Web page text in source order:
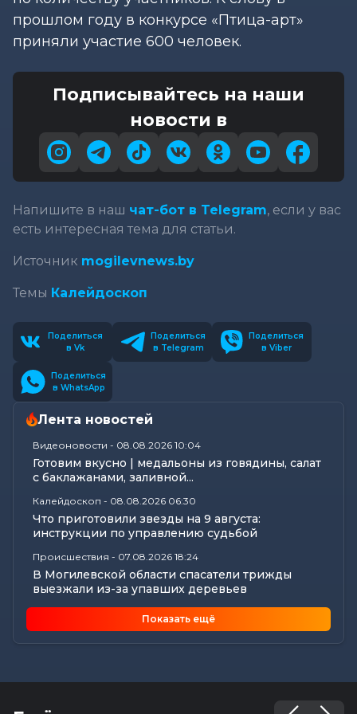
прошлом году в конкурсе «Птица-арт»
приняли участие 600 человек.
Подписывайтесь на наши
новости в
Напишите в наш чат-бот в Telegram, если у вас
есть интересная тема для статьи.
Источник mogilevnews.by
Темы Калейдоскоп
Поделиться
в Vk
Поделиться
в Telegram
Поделиться
в Viber
Поделиться
в WhatsApp
Лента новостей
Видеоновости - 08.08.2026 10:04
Готовим вкусно | медальоны из говядины, салат
с баклажанами, заливной...
Калейдоскоп - 08.08.2026 06:30
Что приготовили звезды на 9 августа:
инструкции по управлению судьбой
Происшествия - 07.08.2026 18:24
В Могилевской области спасатели трижды
выезжали из-за упавших деревьев
Почему мозг стирает сны через минуту после
подъема, чем они полезны в...
Чем обернулась незаконная минимизация
Показать ещё